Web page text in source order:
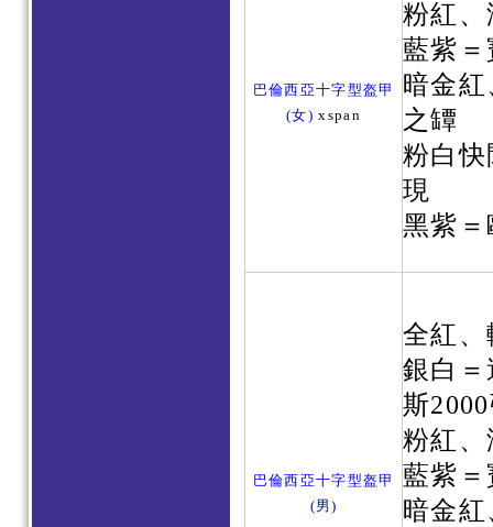
巴倫西亞十字型盔甲
(女) xspan
粉紅
藍紫
暗金
之罈
粉白
現
黑紫
巴倫西亞十字型盔甲
(男)
全紅
銀白
斯
粉紅
藍紫
暗金